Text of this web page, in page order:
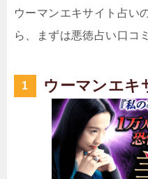
ウーマンエキサイト占い
ら、まずは悪徳占い口コ
ウーマンエキ